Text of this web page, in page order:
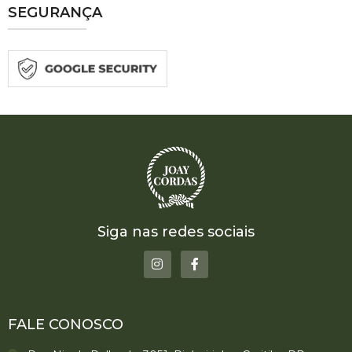
SEGURANÇA
Siga nas redes sociais
FALE CONOSCO